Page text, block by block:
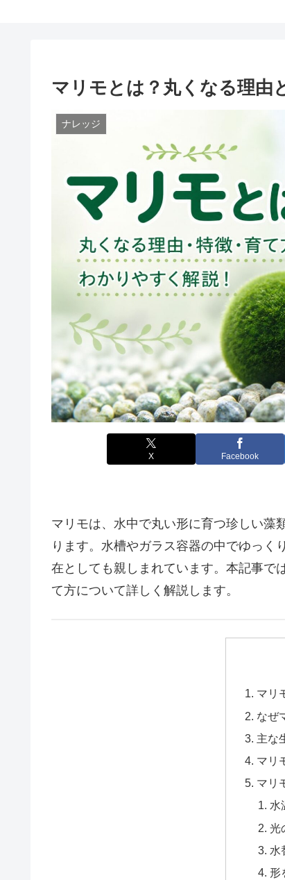
マリモとは？丸くなる理由
ナレッジ
X Facebook
マリモは、水中で丸い形に育つ珍しい藻
ります。水槽やガラス容器の中でゆっ
在としても親しまれています。本記事で
て方について詳しく解説します。
マリ
なぜ
主な
マリ
マリ
水
光
水
形